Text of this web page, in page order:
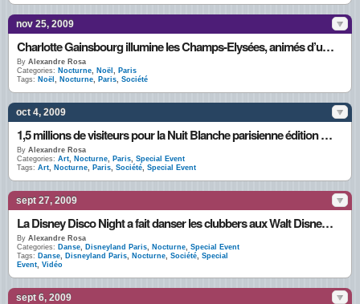
nov 25, 2009
Charlotte Gainsbourg illumine les Champs-Elysées, animés d’un marché de noël en 2009
By Alexandre Rosa
Categories: Nocturne, Noël , Paris
Tags: Noël , Nocturne, Paris, Société
oct 4, 2009
1,5 millions de visiteurs pour la Nuit Blanche parisienne édition 2009
By Alexandre Rosa
Categories: Art, Nocturne, Paris, Special Event
Tags: Art, Nocturne, Paris, Société, Special Event
sept 27, 2009
La Disney Disco Night a fait danser les clubbers aux Walt Disney Studios
By Alexandre Rosa
Categories: Danse, Disneyland Paris, Nocturne, Special Event
Tags: Danse, Disneyland Paris, Nocturne, Société, Special
Event, Vidéo
sept 6, 2009